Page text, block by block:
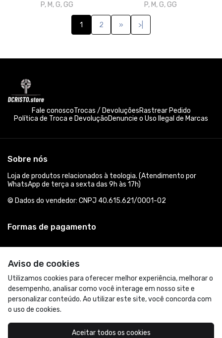
P, M, G, GG P, M, G, GG
1 2 » >|
Aviso de cookies
Utilizamos cookies para oferecer melhor experiência, melhorar o
desempenho, analisar como você interage em nosso site e
personalizar conteúdo. Ao utilizar este site, você concorda com
o uso de cookies.
Aceitar todos os cookies
Fale conoscoTrocas / DevoluçõesRastrear Pedido
Política de Troca e DevoluçãoDenuncie o Uso Ilegal de Marcas
Sobre nós
Loja de produtos relacionados à teologia. (Atendimento por
WhatsApp de terça a sexta das 9h às 17h)
© Dados do vendedor: CNPJ 40.615.621/0001-02
Formas de pagamento
Acompanhe-nos: